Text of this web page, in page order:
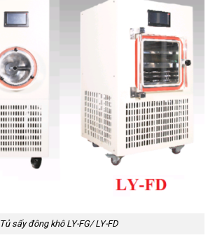
Tủ sấy đông khô LY-FG/ LY-FD